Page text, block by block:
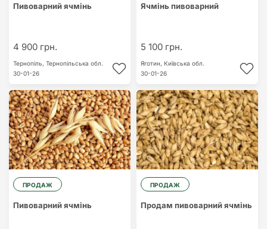
Пивоварний ячмінь
4 900 грн.
Тернопіль, Тернопільська обл.
30-01-26
Ячмінь пивоварний
5 100 грн.
Яготин, Київська обл.
30-01-26
ПРОДАЖ
Пивоварний ячмінь
ПРОДАЖ
Продам пивоварний ячмінь